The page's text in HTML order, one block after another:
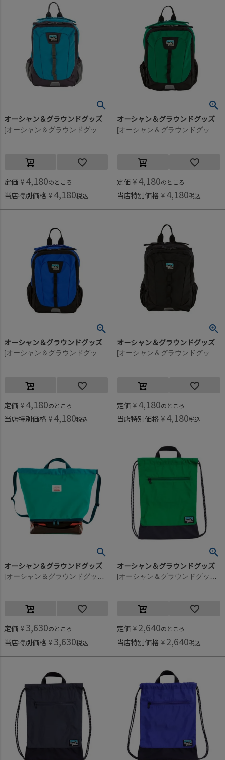
オーシャン＆グラウンドグッズ
定価 ¥ 4,180のところ
当店特別価格 ¥ 4,180税込
オーシャン＆グラウンドグッズ
定価 ¥ 4,180のところ
当店特別価格 ¥ 4,180税込
オーシャン＆グラウンドグッズ
定価 ¥ 4,180のところ
当店特別価格 ¥ 4,180税込
オーシャン＆グラウンドグッズ
定価 ¥ 4,180のところ
当店特別価格 ¥ 4,180税込
オーシャン＆グラウンドグッズ
定価 ¥ 3,630のところ
当店特別価格 ¥ 3,630税込
オーシャン＆グラウンドグッズ
定価 ¥ 2,640のところ
当店特別価格 ¥ 2,640税込